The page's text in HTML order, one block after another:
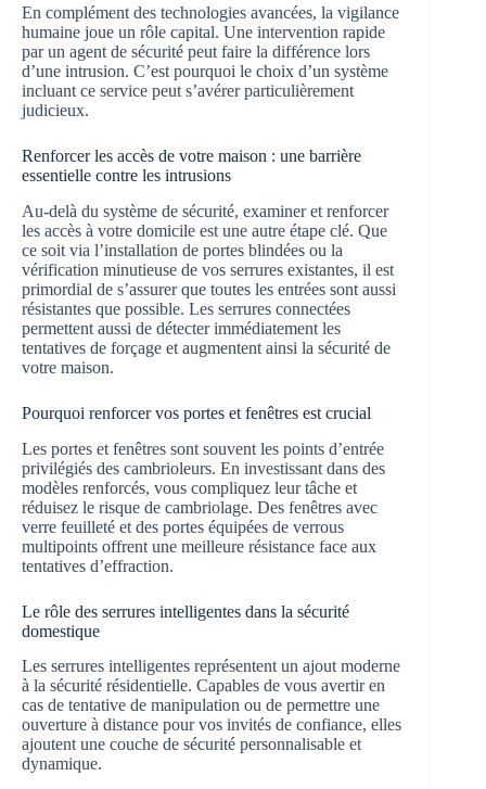
En complément des technologies avancées, la vigilance
humaine joue un rôle capital. Une intervention rapide
par un agent de sécurité peut faire la différence lors
d’une intrusion. C’est pourquoi le choix d’un système
incluant ce service peut s’avérer particulièrement
judicieux.
Renforcer les accès de votre maison : une barrière
essentielle contre les intrusions
Au-delà du système de sécurité, examiner et renforcer
les accès à votre domicile est une autre étape clé. Que
ce soit via l’installation de portes blindées ou la
vérification minutieuse de vos serrures existantes, il est
primordial de s’assurer que toutes les entrées sont aussi
résistantes que possible. Les serrures connectées
permettent aussi de détecter immédiatement les
tentatives de forçage et augmentent ainsi la sécurité de
votre maison.
Pourquoi renforcer vos portes et fenêtres est crucial
Les portes et fenêtres sont souvent les points d’entrée
privilégiés des cambrioleurs. En investissant dans des
modèles renforcés, vous compliquez leur tâche et
réduisez le risque de cambriolage. Des fenêtres avec
verre feuilleté et des portes équipées de verrous
multipoints offrent une meilleure résistance face aux
tentatives d’effraction.
Le rôle des serrures intelligentes dans la sécurité
domestique
Les serrures intelligentes représentent un ajout moderne
à la sécurité résidentielle. Capables de vous avertir en
cas de tentative de manipulation ou de permettre une
ouverture à distance pour vos invités de confiance, elles
ajoutent une couche de sécurité personnalisable et
dynamique.